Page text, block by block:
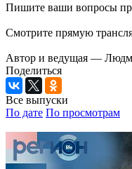
Пишите ваши вопросы
Смотрите прямую
Автор и ведущая —
Поделиться
Все выпуски
По дате По просмотрам